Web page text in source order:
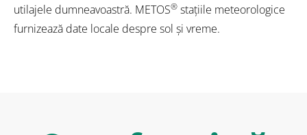
utilajele dumneavoastră. METOS® stațiile meteorologice
furnizează date locale despre sol și vreme.